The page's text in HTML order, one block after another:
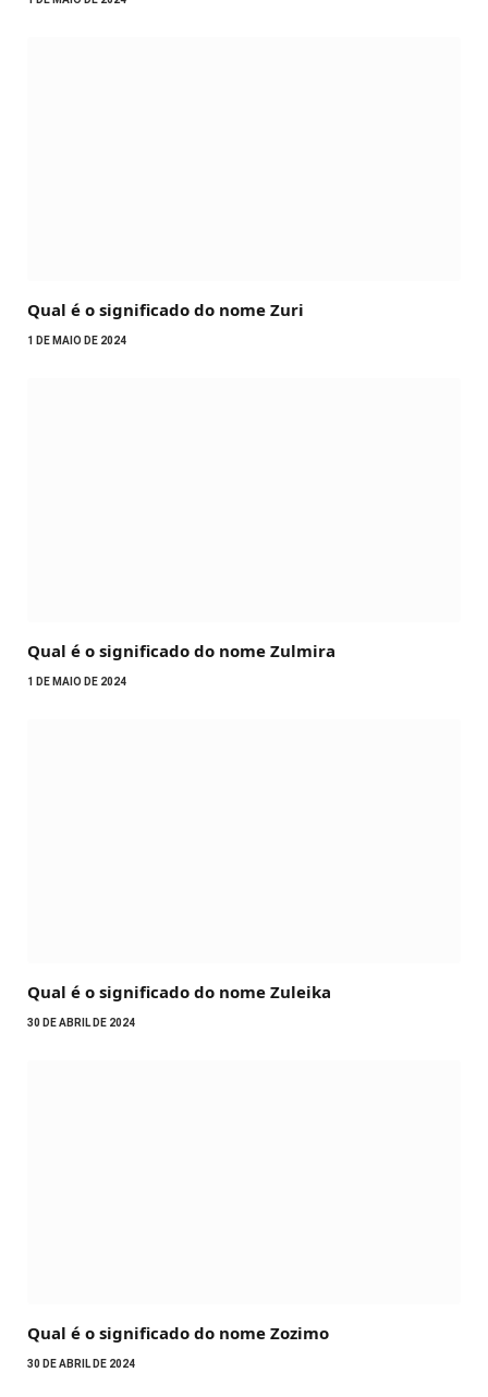
Qual é o significado do nome Zuri
1 DE MAIO DE 2024
Qual é o significado do nome Zulmira
1 DE MAIO DE 2024
Qual é o significado do nome Zuleika
30 DE ABRIL DE 2024
Qual é o significado do nome Zozimo
30 DE ABRIL DE 2024